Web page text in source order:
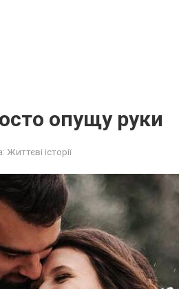
опущу руки
Життєві історії